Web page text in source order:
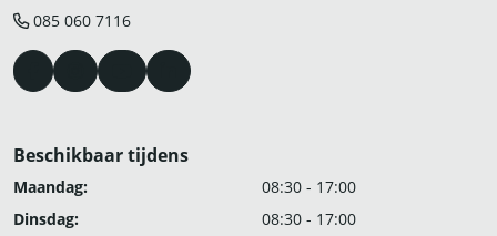
085 060 7116
Beschikbaar tijdens
Maandag:
08:30 - 17:00
Dinsdag:
08:30 - 17:00